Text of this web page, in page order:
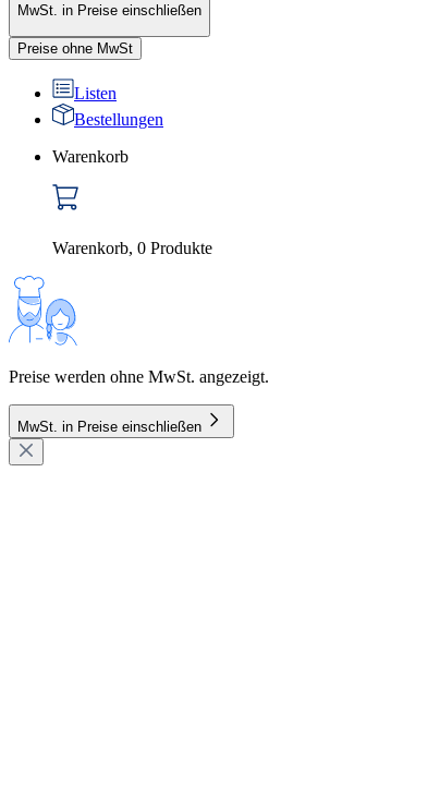
MwSt. in Preise einschließen
Preise ohne MwSt
Listen
Bestellungen
Warenkorb
Warenkorb, 0 Produkte
Preise werden ohne MwSt. angezeigt.
MwSt. in Preise einschließen